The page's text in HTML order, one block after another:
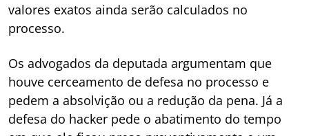
valores exatos ainda serão calculados no
processo.
Os advogados da deputada argumentam que
houve cerceamento de defesa no processo e
pedem a absolvição ou a redução da pena. Já a
defesa do hacker pede o abatimento do tempo